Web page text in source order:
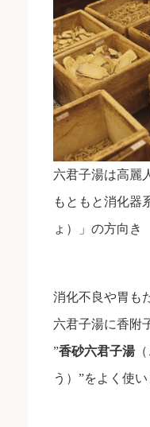
六君子湯は高麗
もともと消化器
ょ）」の方向き
消化不良や胃も
六君子湯に香附
”香砂六君子湯（
う）”をよく使